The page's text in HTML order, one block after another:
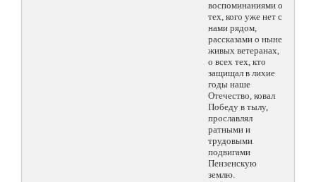
воспоминаниями о
тех, кого уже нет с
нами рядом,
рассказами о ныне
живых ветеранах,
о всех тех, кто
защищал в лихие
годы наше
Отечество, ковал
Победу в тылу,
прославлял
ратными и
трудовыми
подвигами
Пензенскую
землю.